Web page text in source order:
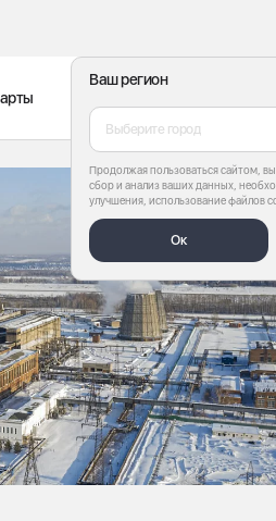
Ваш регион
Выберите город
Продолжая пользоваться сайтом,
сбор и анализ ваших данных,
улучшения, использование файлов
Ок